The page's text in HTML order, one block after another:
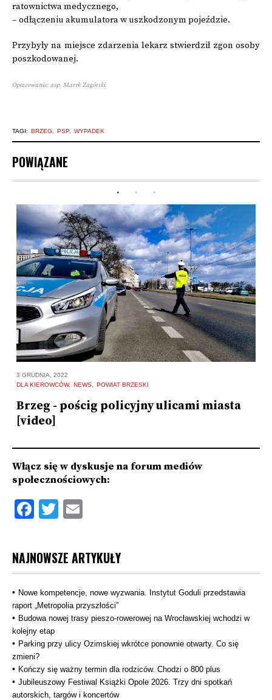
ratownictwa medycznego,
– odłączeniu akumulatora w uszkodzonym pojeździe.
Przybyły na miejsce zdarzenia lekarz stwierdził zgon osoby
poszkodowanej.
Opracowanie: asp. Marek Zagórski
TAGI: BRZEG PSP WYPADEK
POWIĄZANE
3 GRUDNIA, 2022
DLA KIEROWCÓW
NEWS POWIAT BRZESKI
Brzeg - pościg policyjny ulicami miasta
[video]
Włącz się w dyskusje na forum mediów
społecznościowych:
Facebook
Twitter
NAJNOWSZE ARTYKUŁY
Nowe kompetencje, nowe wyzwania. Instytut Goduli przedstawia
raport „Metropolia przyszłości”
Budowa nowej trasy pieszo‑rowerowej na Wrocławskiej wchodzi w
kolejny etap
Parking przy ulicy Ozimskiej wkrótce ponownie otwarty. Co się
zmieni?
Kończy się ważny termin dla rodziców. Chodzi o 800 plus
Jubileuszowy Festiwal Książki Opole 2026. Trzy dni spotkań
autorskich, targów i koncertów